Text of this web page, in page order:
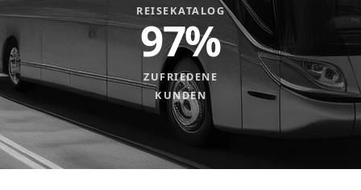
REISEKATALOG
97%
ZUFRIEDENE
KUNDEN